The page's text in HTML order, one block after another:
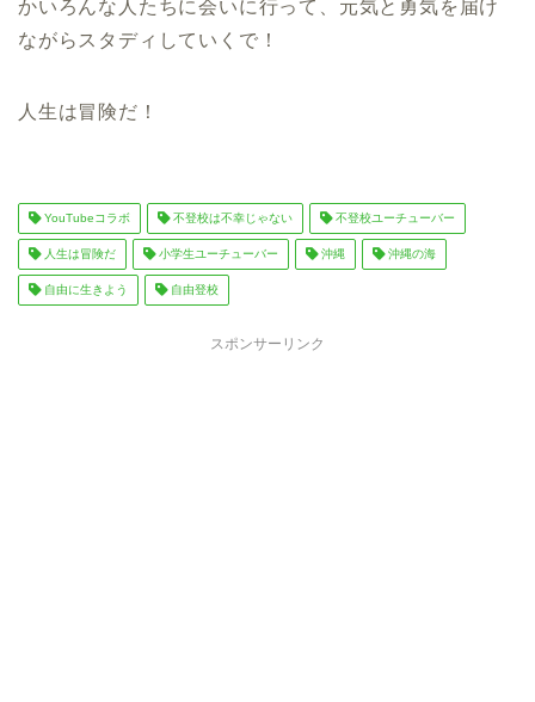
かいろんな人たちに会いに行って、元気と勇気を届け
ながらスタディしていくで！
人生は冒険だ！
YouTubeコラボ 不登校は不幸じゃない 不登校ユーチューバー
人生は冒険だ 小学生ユーチューバー 沖縄 沖縄の海
自由に生きよう 自由登校
スポンサーリンク